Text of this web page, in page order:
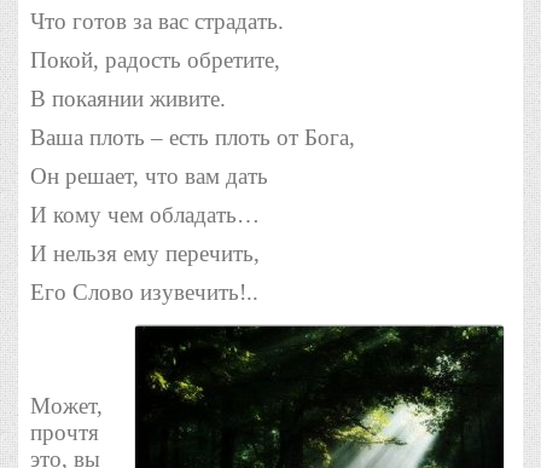
Что готов за вас страдать.
Покой, радость обретите,
В покаянии живите.
Ваша плоть – есть плоть от Бога,
Он решает, что вам дать
И кому чем обладать…
И нельзя ему перечить,
Его Слово изувечить!..
Может,
прочтя
это, вы